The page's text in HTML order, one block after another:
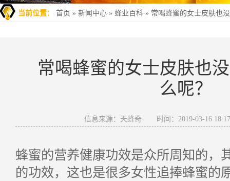
当前位置： 首页 » 新闻中心 » 蜂业百科 » 常喝蜂蜜的女士皮肤也
常喝蜂蜜的女士皮肤也
么呢？
信息来源：天蜂奇 时间：2019-03-16
蜂蜜的营养健康功效是众所周知的，
的功效，这也是很多女性追捧蜂蜜的